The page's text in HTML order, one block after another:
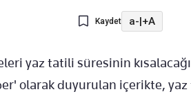
Kaydet a-|+A
yaz tatili süresinin
olarak duyurulan içerikte,